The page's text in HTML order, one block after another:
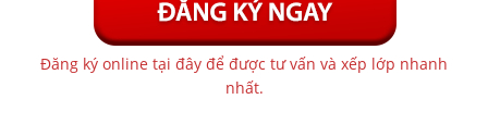
Đăng ký online tại đây để được tư vấn và xếp lớp nhanh
nhất.